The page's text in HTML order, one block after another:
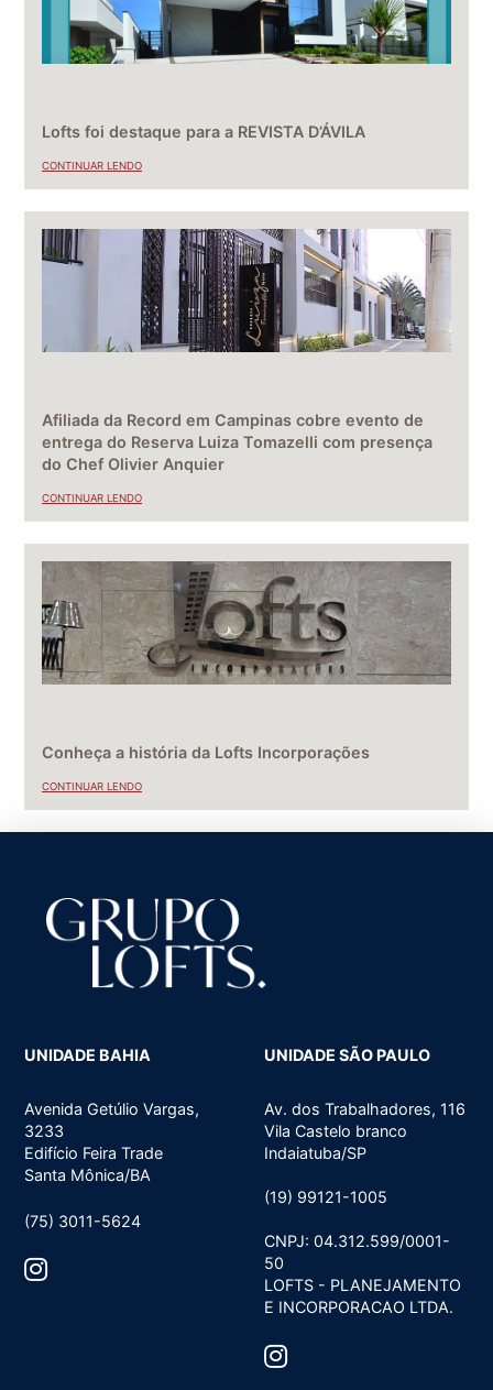
Lofts foi destaque para a REVISTA D’ÁVILA
CONTINUAR LENDO
Afiliada da Record em Campinas cobre evento de
entrega do Reserva Luiza Tomazelli com presença
do Chef Olivier Anquier
CONTINUAR LENDO
Conheça a história da Lofts Incorporações
CONTINUAR LENDO
UNIDADE BAHIA
Avenida Getúlio Vargas,
3233
Edifício Feira Trade
Santa Mônica/BA
(75) 3011-5624
UNIDADE SÃO PAULO
Av. dos Trabalhadores, 116
Vila Castelo branco
Indaiatuba/SP
(19) 99121-1005
CNPJ: 04.312.599/0001-
50
LOFTS - PLANEJAMENTO
E INCORPORACAO LTDA.